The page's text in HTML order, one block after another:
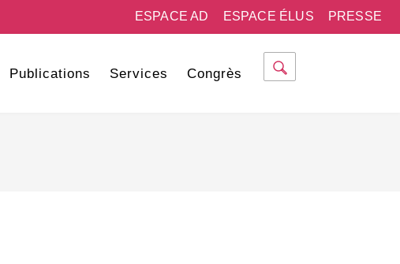
PRESSE
ESPACE ÉLUS
ESPACE AD
Publications Services Congrès